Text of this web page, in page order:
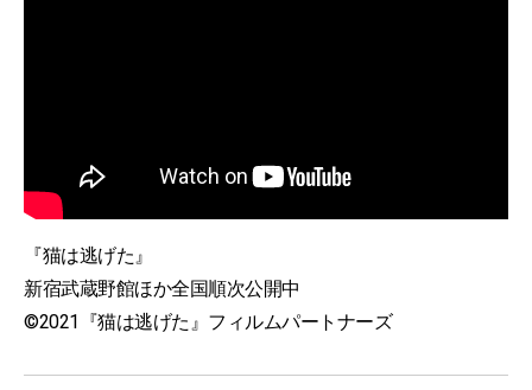
『猫は逃げた』
新宿武蔵野館ほか全国順次公開中
©2021『猫は逃げた』フィルムパートナーズ